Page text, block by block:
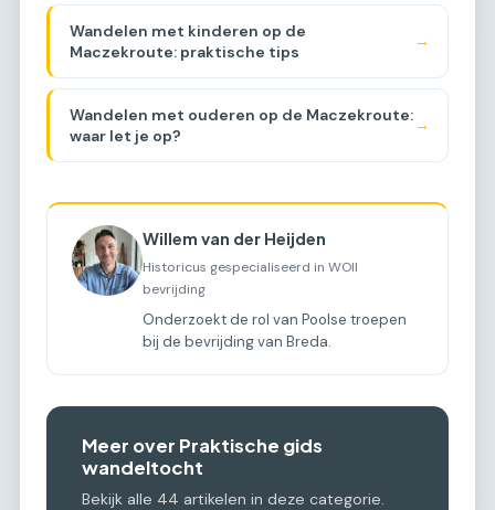
Wandelen met kinderen op de
Maczekroute: praktische tips
→
Wandelen met ouderen op de Maczekroute:
waar let je op?
→
Willem van der Heijden
Historicus gespecialiseerd in WOII
bevrijding
Onderzoekt de rol van Poolse troepen
bij de bevrijding van Breda.
Meer over Praktische gids
wandeltocht
Bekijk alle 44 artikelen in deze categorie.